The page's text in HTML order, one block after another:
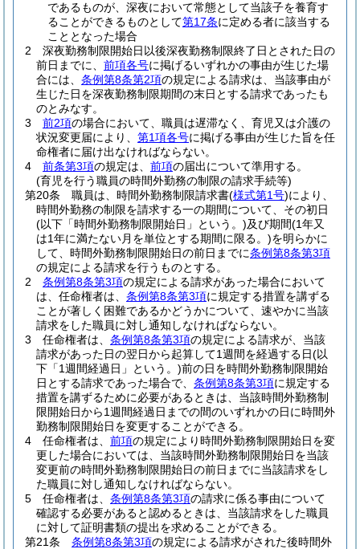
であるものが、深夜において常態として当該子を養育す
ることができるものとして第17条に定める者に該当する
こととなった場合
2
深夜勤務制限開始日以後深夜勤務制限終了日とされた日の
前日までに、 前項各号に掲げるいずれかの事由が生じた場
合には、 条例第8条第2項の規定による請求は、当該事由が
生じた日を深夜勤務制限期間の末日とする請求であったも
のとみなす。
3
前2項の場合において、職員は遅滞なく、育児又は介護の
状況変更届により、 第1項各号に掲げる事由が生じた旨を任
命権者に届け出なければならない。
4
前条第3項の規定は、 前項の届出について準用する。
(育児を行う職員の時間外勤務の制限の請求手続等)
第20条
職員は、時間外勤務制限請求書(様式第1号)により、
時間外勤務の制限を請求する一の期間について、その初日
(以下「時間外勤務制限開始日」という。)及び期間(1年又
は1年に満たない月を単位とする期間に限る。)を明らかに
して、時間外勤務制限開始日の前日までに条例第8条第3項
の規定による請求を行うものとする。
2
条例第8条第3項の規定による請求があった場合において
は、任命権者は、 条例第8条第3項に規定する措置を講ずる
ことが著しく困難であるかどうかについて、速やかに当該
請求をした職員に対し通知しなければならない。
3
任命権者は、 条例第8条第3項の規定による請求が、当該
請求があった日の翌日から起算して1週間を経過する日(以
下「1週間経過日」という。)前の日を時間外勤務制限開始
日とする請求であった場合で、 条例第8条第3項に規定する
措置を講ずるために必要があるときは、当該時間外勤務制
限開始日から1週間経過日までの間のいずれかの日に時間外
勤務制限開始日を変更することができる。
4
任命権者は、 前項の規定により時間外勤務制限開始日を変
更した場合においては、当該時間外勤務制限開始日を当該
変更前の時間外勤務制限開始日の前日までに当該請求をし
た職員に対し通知しなければならない。
5
任命権者は、 条例第8条第3項の請求に係る事由について
確認する必要があると認めるときは、当該請求をした職員
に対して証明書類の提出を求めることができる。
第21条
条例第8条第3項の規定による請求がされた後時間外